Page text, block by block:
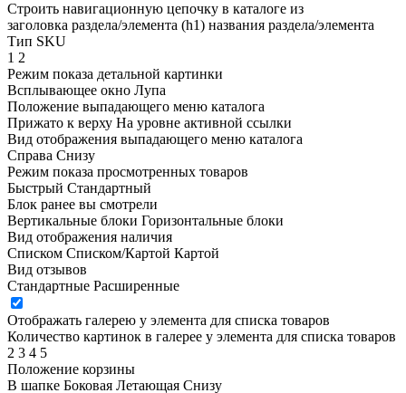
Строить навигационную цепочку в каталоге из
заголовка раздела/элемента (h1) названия раздела/элемента
Тип SKU
1 2
Режим показа детальной картинки
Всплывающее окно Лупа
Положение выпадающего меню каталога
Прижато к верху На уровне активной ссылки
Вид отображения выпадающего меню каталога
Справа Снизу
Режим показа просмотренных товаров
Быстрый Стандартный
Блок ранее вы смотрели
Вертикальные блоки Горизонтальные блоки
Вид отображения наличия
Списком Списком/Картой Картой
Вид отзывов
Стандартные Расширенные
Отображать галерею у элемента для списка товаров
Количество картинок в галерее у элемента для списка товаров
2 3 4 5
Положение корзины
В шапке Боковая Летающая Снизу